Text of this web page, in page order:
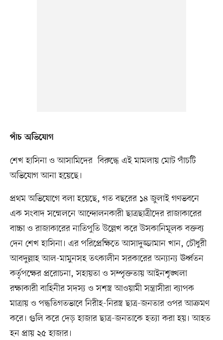
পাঁচ অভিযোগ
শেখ হাসিনা ও আসামিদের বিরুদ্ধে এই মামলায় মোট পাঁচটি
অভিযোগ আনা হয়েছে।
প্রথম অভিযোগে বলা হয়েছে, গত বছরের ১৪ জুলাই গণভবনে
এক সংবাদ সম্মেলনে আন্দোলনকারী ছাত্রছাত্রীদের রাজাকারের
বাচ্চা ও রাজাকারের নাতিপুতি উল্লেখ করে উসকানিমূলক বক্তব্য
দেন শেখ হাসিনা। এর পরিপ্রেক্ষিতে আসাদুজ্জামান খান, চৌধুরী
আবদুল্লাহ আল-মামুনসহ তৎকালীন সরকারের অন্যান্য ঊর্ধ্বতন
কর্তৃপক্ষের প্ররোচনা, সহায়তা ও সম্পৃক্ততায় আইনশৃঙ্খলা
রক্ষাকারী বাহিনীর সদস্য ও সশস্ত্র আওয়ামী সন্ত্রাসীরা ব্যাপক
মাত্রায় ও পদ্ধতিগতভাবে নিরীহ-নিরস্ত্র ছাত্র-জনতার ওপর আক্রমণ
করে। গুলি করে দেড় হাজার ছাত্র-জনতাকে হত্যা করা হয়। আহত
হন প্রায় ২৫ হাজার।